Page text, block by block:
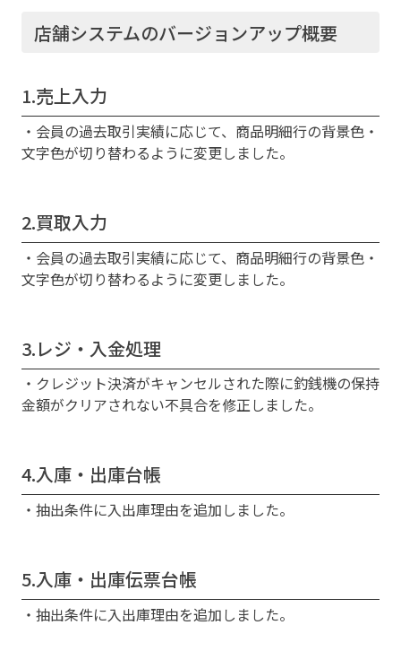
店舗システムのバージョンアップ概要
1.売上入力
・会員の過去取引実績に応じて、商品明細行の背景色・
文字色が切り替わるように変更しました。
2.買取入力
・会員の過去取引実績に応じて、商品明細行の背景色・
文字色が切り替わるように変更しました。
3.レジ・入金処理
・クレジット決済がキャンセルされた際に釣銭機の保持
金額がクリアされない不具合を修正しました。
4.入庫・出庫台帳
・抽出条件に入出庫理由を追加しました。
5.入庫・出庫伝票台帳
・抽出条件に入出庫理由を追加しました。